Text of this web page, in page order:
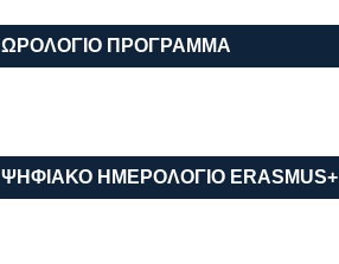
ΩΡΟΛΟΓΙΟ ΠΡΟΓΡΑΜΜΑ
ΨΗΦΙΑΚΟ ΗΜΕΡΟΛΟΓΙΟ ΕRASMUS+